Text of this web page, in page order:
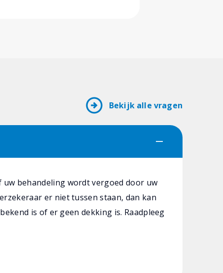
arrow_circle_right Bekijk alle vragen
behandeling wordt vergoed door uw
er niet tussen staan, dan kan
is of er geen dekking is. Raadpleeg